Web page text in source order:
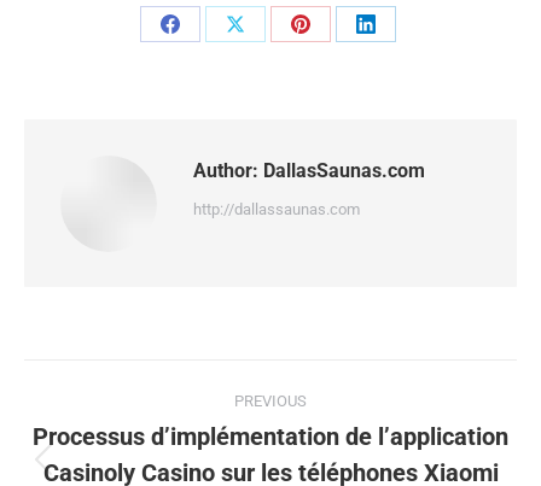
Share
Share
Share
Share
Author: DallasSaunas.com
http://dallassaunas.com
navigation
PREVIOUS
Previous
Processus d’implémentation de l’application
Casinoly Casino sur les téléphones Xiaomi